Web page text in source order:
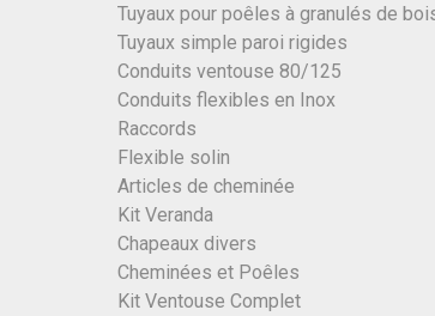
Tuyaux pour poêles à granulés de
Tuyaux simple paroi rigides
Conduits ventouse 80/125
Conduits flexibles en Inox
Raccords
Flexible solin
Articles de cheminée
Kit Veranda
Chapeaux divers
Cheminées et Poêles
Kit Ventouse Complet